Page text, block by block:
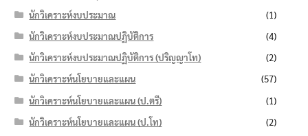
นักวิเคราะห์งบประมาณ
(1)
นักวิเคราะห์งบประมาณปฏิบัติการ
(4)
นักวิเคราะห์งบประมาณปฏิบัติการ (ปริญญาโท)
(2)
นักวิเคราะห์นโยบายและแผน
(57)
นักวิเคราะห์นโยบายและแผน (ป.ตรี)
(1)
นักวิเคราะห์นโยบายและแผน (ป.โท)
(2)